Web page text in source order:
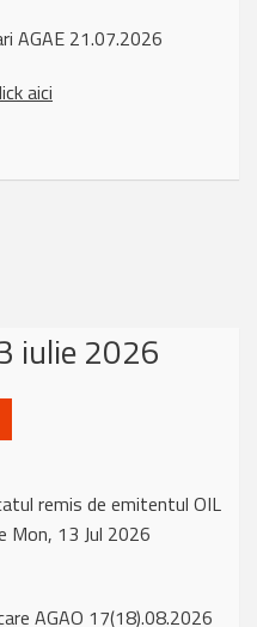
AGAE 21.07.2026
aici
iulie 2026
remis de emitentul OIL
Mon, 13 Jul 2026
AGAO 17(18).08.2026